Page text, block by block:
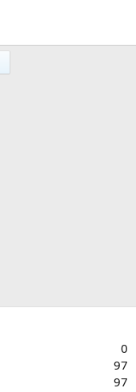
0
97
97